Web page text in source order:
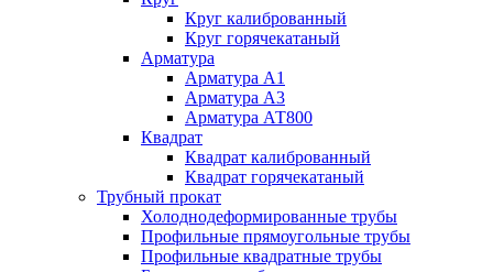
Круг калиброванный
Круг горячекатаный
Арматура
Арматура А1
Арматура А3
Арматура АТ800
Квадрат
Квадрат калиброванный
Квадрат горячекатаный
Трубный прокат
Холоднодеформированные трубы
Профильные прямоугольные трубы
Профильные квадратные трубы